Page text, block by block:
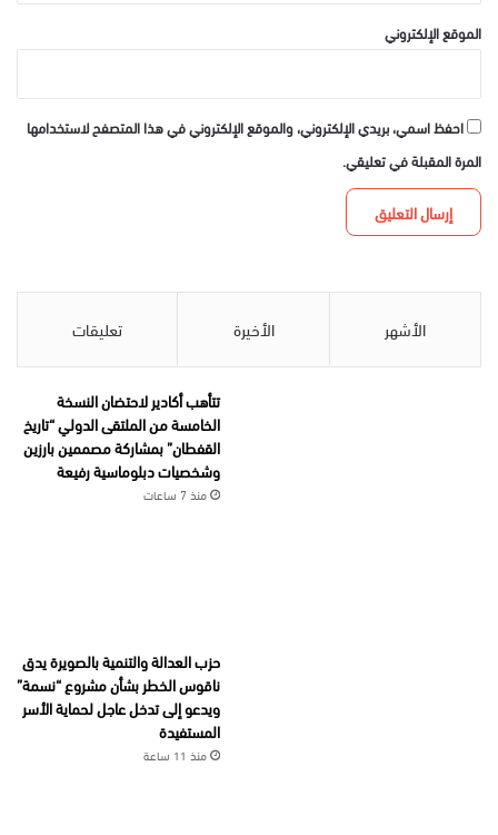
الموقع الإلكتروني
احفظ اسمي، بريدي الإلكتروني، والموقع الإلكتروني في هذا المتصفح لاستخدامها
المرة المقبلة في تعليقي.
الأشهر الأخيرة تعليقات
تتأهب أكادير لاحتضان النسخة
الخامسة من الملتقى الدولي “تاريخ
القفطان” بمشاركة مصممين بارزين
وشخصيات دبلوماسية رفيعة
منذ 7 ساعات
حزب العدالة والتنمية بالصويرة يدق
ناقوس الخطر بشأن مشروع “نسمة”
ويدعو إلى تدخل عاجل لحماية الأسر
المستفيدة
منذ 11 ساعة